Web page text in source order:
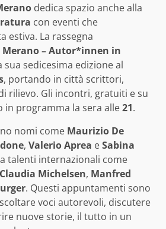
dedica spazio anche alla
con eventi che
estiva. La rassegna
– Autor*innen in
sua sedicesima edizione al
, portando in città scrittori,
rilievo. Gli incontri, gratuiti e su
in programma la sera alle21.
nomi come Maurizio De
, Valerio Aprea eSabina
talenti internazionali come
Claudia Michelsen, Manfred
. Questi appuntamenti sono
voci autorevoli, discutere
nuove storie, il tutto in un